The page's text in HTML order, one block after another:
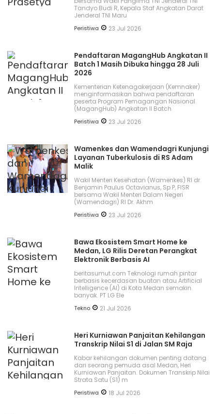
Tandyo Budi R, Kepala Staf Angkatan Darat
Jenderal TNI Maru
Peristiwa 23 Jul 2026
Pendaftaran MagangHub Angkatan II
Batch 1 Masih Dibuka hingga 28 Juli
2026
Kementerian Ketenagakerjaan (Kemnaker)
menginformasikan bahwa pendaftaran
peserta Program Pemagangan Nasional
(MagangHub) Angkatan II Batch
Peristiwa 23 Jul 2026
Wamenkes dan Wamendagri Kunjungi
Layanan Tuberkulosis di RS Adam
Malik
Wakil Menteri Kesehatan (Wamenkes) RI dr.
Benjamin Paulus Octavianus, Sp.P, FISR
bersama Wakil Menteri Dalam Negeri
(Wamendagri) RI Dr. Akhm
Peristiwa 23 Jul 2026
Bawa Ekosistem Smart Home ke
Medan, LG Rilis Deretan Perangkat
Elektronik Berbasis AI
beritasumut.com Teknologi rumah pintar
berbasis kecerdasan buatan atau Artificial
Intelligence (AI) di Kota Medan semakin
banyak. PT LG Ele
Tekno 21 Jul 2026
Heri Kurniawan Panjaitan Kehilangan
Transkrip Nilai S1 di Jalan SM Raja
Kabar kehilangan dokumen penting datang
dari seorang pemuda asal Medan, Heri
Kurniawan Panjaitan. Dokumen Transkrip Nilai
Strata Satu (S1) m
Peristiwa 18 Jul 2026